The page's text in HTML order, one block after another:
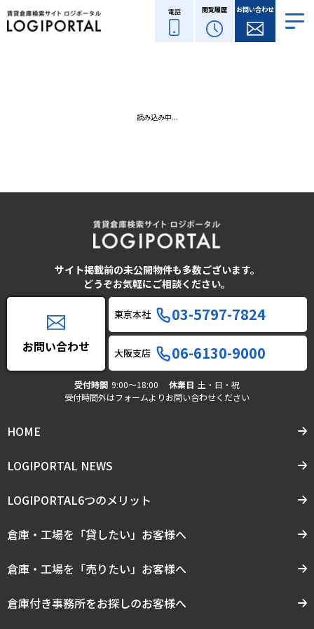
電話 閲覧履歴 お問い合わせ
読み込み中...
サイト掲載前の未公開物件も多数ございます。
どうぞお気軽にご相談ください。
お問い合わせ
東京本社 03-5797-7824
大阪支店 06-6130-9000
受付時間 9:00〜18:00 休業日 土・日・祝
受付時間外はフォームよりお問い合わせください
HOME
LOGIPORTAL NEWS
LOGIPORTAL6つのメリット
倉庫・工場を「貸したい」お客様へ
倉庫・工場を「売りたい」お客様へ
倉庫付き事務所をお探しのお客様へ